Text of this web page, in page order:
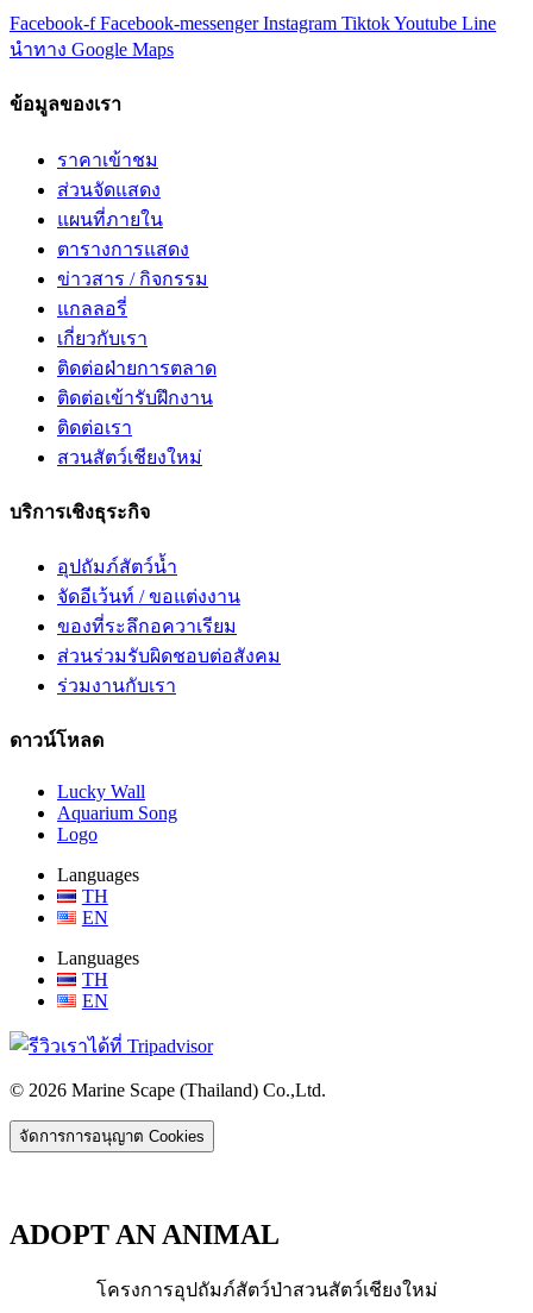
Facebook-f Facebook-messenger Instagram TiktokYoutube Line
นำทาง Google Maps
ข้อมูลของเรา
ราคาเข้าชม
ส่วนจัดแสดง
แผนที่ภายใน
ตารางการแสดง
ข่าวสาร / กิจกรรม
แกลลอรี่
เกี่ยวกับเรา
ติดต่อฝ่ายการตลาด
ติดต่อเข้ารับฝึกงาน
ติดต่อเรา
สวนสัตว์เชียงใหม่
บริการเชิงธุระกิจ
อุปถัมภ์สัตว์น้ำ
จัดอีเว้นท์ / ขอแต่งงาน
ของที่ระลึกอควาเรียม
ส่วนร่วมรับผิดชอบต่อสังคม
ร่วมงานกับเรา
ดาวน์โหลด
Lucky Wall
Aquarium Song
Logo
Languages
TH
EN
Languages
TH
EN
© 2026 Marine Scape (Thailand) Co.,Ltd.
จัดการการอนุญาต Cookies
ADOPT AN ANIMAL
โครงการอุปถัมภ์สัตว์ป่าสวนสัตว์เชียงใหม่